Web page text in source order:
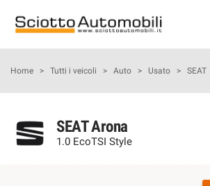
HOME
NOLEGGIO AUTO
Home > Tutti i veicoli > Auto > Usato > SEAT
SEAT Arona
1.0 EcoTSI Style